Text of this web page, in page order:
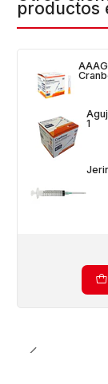
productos
1